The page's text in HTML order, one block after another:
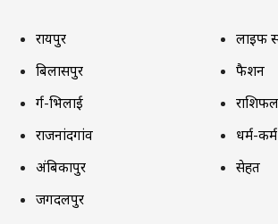
रायपुर
बिलासपुर
दुर्ग-भिलाई
राजनांदगांव
अंबिकापुर
जगदलपुर
लाइफ
फैशन
राशिफल
धर्म-कर्म
सेहत